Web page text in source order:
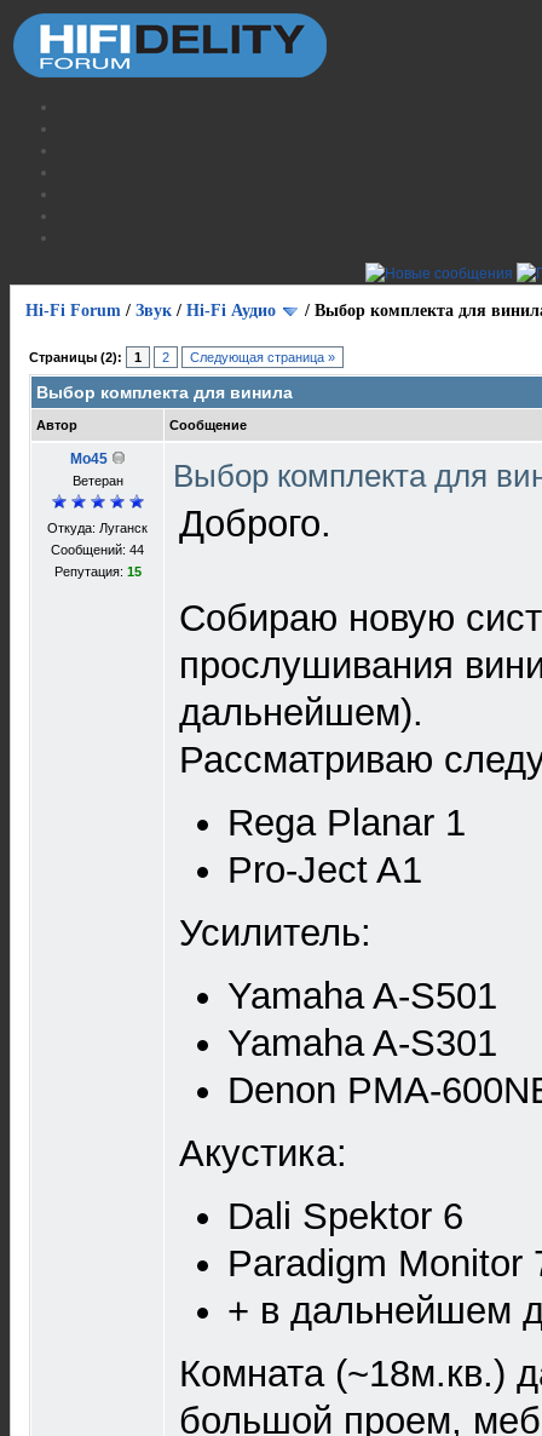
Hi-Fi Forum / Звук / Hi-Fi Аудио / Выбор комплекта для
Страницы (2): 1 2 Следующая страница »
Выбор комплекта для винила
Автор Сообщение
Mo45
Ветеран
Откуда: Луганск
Сообщений: 44
Репутация: 15
Выбор комплекта для
Доброго.
Собираю новую
прослушивания
дальнейшем).
Рассматриваю
Rega Planar 1
Pro-Ject A1
Усилитель:
Yamaha A-S501
Yamaha A-S301
Denon PMA-
Акустика:
Dali Spektor 6
Paradigm Monitor
+ в дальнейшем
Комната (~18м.кв.)
большой проем,